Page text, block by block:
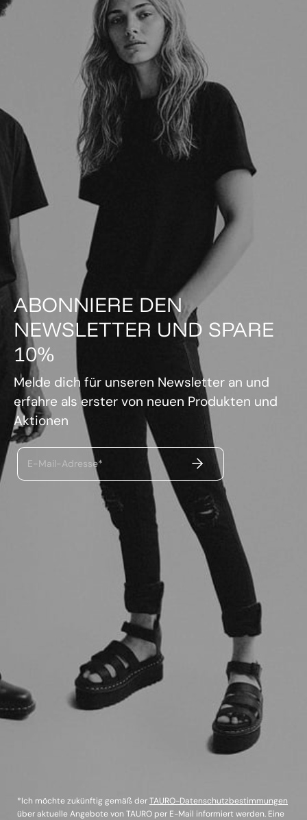
ABONNIERE DEN
NEWSLETTER UND SPARE
10%
Melde dich für unseren Newsletter an und
erfahre als erster von neuen Produkten und
Aktionen
E-Mail-Adresse* ABSENDEN
*Ich möchte zukünftig gemäß derTAURO-Datenschutzbestimmungen
über aktuelle Angebote von TAURO per E-Mail informiert werden. Eine